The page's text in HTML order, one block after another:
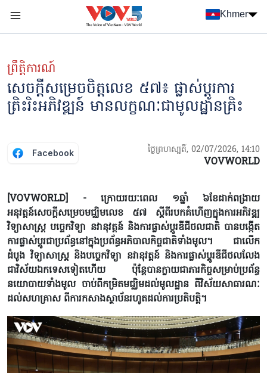
Nhảy đến nội dung
Khmer
ព្រឹត្តិការណ៍
សេចក្តីសម្រេចចិត្តលេខ ៥៧៖ ផ្លាស់ប្តូរការ
ត្រិះរិះអភិវឌ្ឍន៍ មានលក្ខណៈជាមូលដ្ឋានគ្រិះ
Facebook ថ្ងៃព្រហស្បតិ៍, 02/07/2026, 14:10
VOVWORLD
[VOVWORLD] - ក្រោយរយៈពេល ១ឆ្នាំ ៦ខែដាក់ពង្រាយ
អនុវត្តន៍សេចក្តីសម្រេចមជ្ឈិមលេខ ៥៧ ស្តីពីរបកគំហើញក្នុងការអភិវឌ្ឍ
វិទ្យាសាស្ត្រ បច្ចេកវិទ្យា នវានុវត្តន៍ និងការផ្លាស់ប្តូរឌីជីថលជាតិ បានបង្កើត
ការផ្លាស់ប្តូរជាប្រព័ន្ធនៅក្នុងប្រព័ន្ធអភិបាលកិច្ចជាតិទាំងមូល។ ជាលើក
ដំបូង វិទ្យាសាស្ត្រ និងបច្ចេកវិទ្យា នវានុវត្តន៍ និងការផ្លាស់ប្តូរឌីជីថលលែង
ជាវិស័យឯកទេសទៀតហើយ ប៉ុន្តែបានក្លាយជាភារកិច្ចសម្រាប់ប្រព័ន្ធ
នយោបាយទាំងមូល ចាប់ពីកម្រិតមជ្ឈិមដល់មូលដ្ឋាន ពីវិស័យសាធារណៈ
ដល់សហគ្រាស ពីការកសាងស្ថាប័នរហូតដល់ការប្រតិបត្តិ។